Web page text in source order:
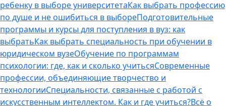
ребенку в выборе университетаКак выбрать профессию
по душе и не ошибиться в выбореПодготовительные
программы и курсы для поступления в вуз: как
выбратьКак выбрать специальность при обучении в
юридическом вузеОбучение по программам
психологии: где, как и сколько учитьсяСовременные
профессии, объединяющие творчество и
технологииСпециальности, связанные с работой с
искусственным интеллектом. Как и где учиться?Всё о